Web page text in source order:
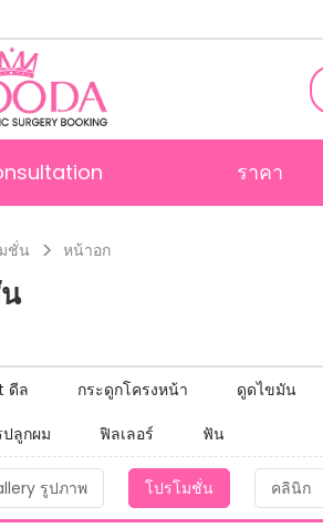
ราคา
ชั่น หน้าอก
ดีล กระดูกโครงหน้า ดูดไขมัน
ปลูกผม ฟิลเลอร์ ฟัน
รูปภาพ โปรโมชั่น คลินิก